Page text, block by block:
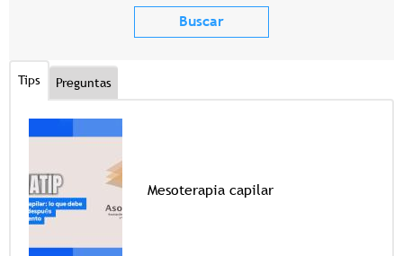
Tips Preguntas
Mesoterapia capilar